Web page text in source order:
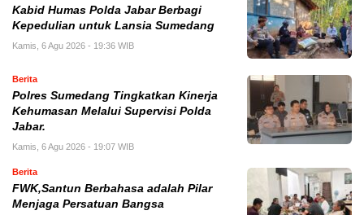
Kabid Humas Polda Jabar Berbagi
Kepedulian untuk Lansia Sumedang
Kamis, 6 Agu 2026 - 19:36 WIB
Berita
Polres Sumedang Tingkatkan Kinerja
Kehumasan Melalui Supervisi Polda
Jabar.
Kamis, 6 Agu 2026 - 19:07 WIB
Berita
FWK,Santun Berbahasa adalah Pilar
Menjaga Persatuan Bangsa